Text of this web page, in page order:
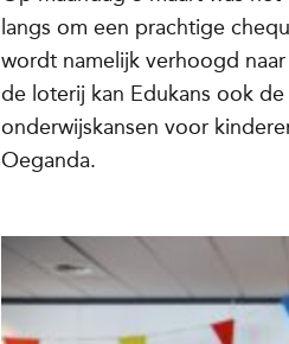
langs om een prachtige
wordt namelijk verhoogd
de loterij kan Edukans ook
onderwijskansen voor
Oeganda.